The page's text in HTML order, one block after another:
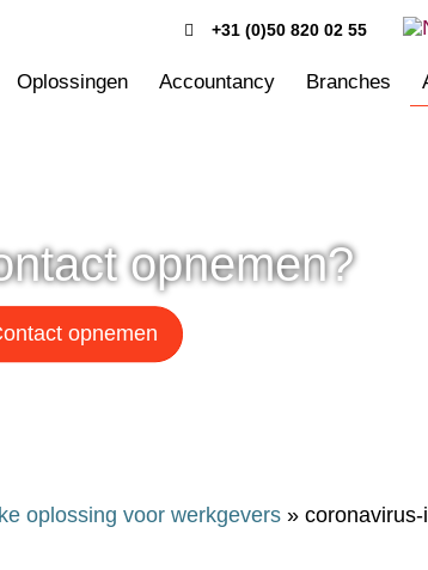
+31 (0)50 820 02 55
Oplossingen Accountancy Branches
opnemen?
opnemen
oplossing voor werkgevers »